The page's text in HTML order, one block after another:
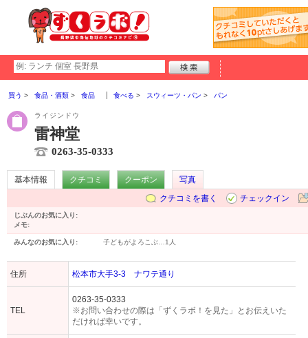
買う 食品・酒類 食品 食べる スウィーツ・パン パン
ライジンドウ
雷神堂
0263-35-0333
基本情報 クチコミ クーポン
写真
クチコミを書く
チェックイン
じぶんのお気に入り:
メモ:
みんなのお気に入り: 子どもがよろこぶ… 1人
住所 松本市大手3-3 ナワテ通り
TEL
0263-35-0333
※お問い合わせの際は「ずくラボ！を見た」とお伝えいた
だければ幸いです。